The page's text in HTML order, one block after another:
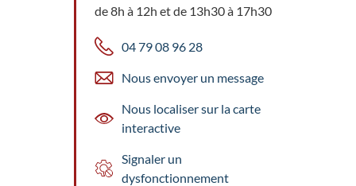
de 8h à 12h et de 13h30 à 17h30
04 79 08 96 28
Nous envoyer un message
Nous localiser sur la carte
interactive
Signaler un
dysfonctionnement